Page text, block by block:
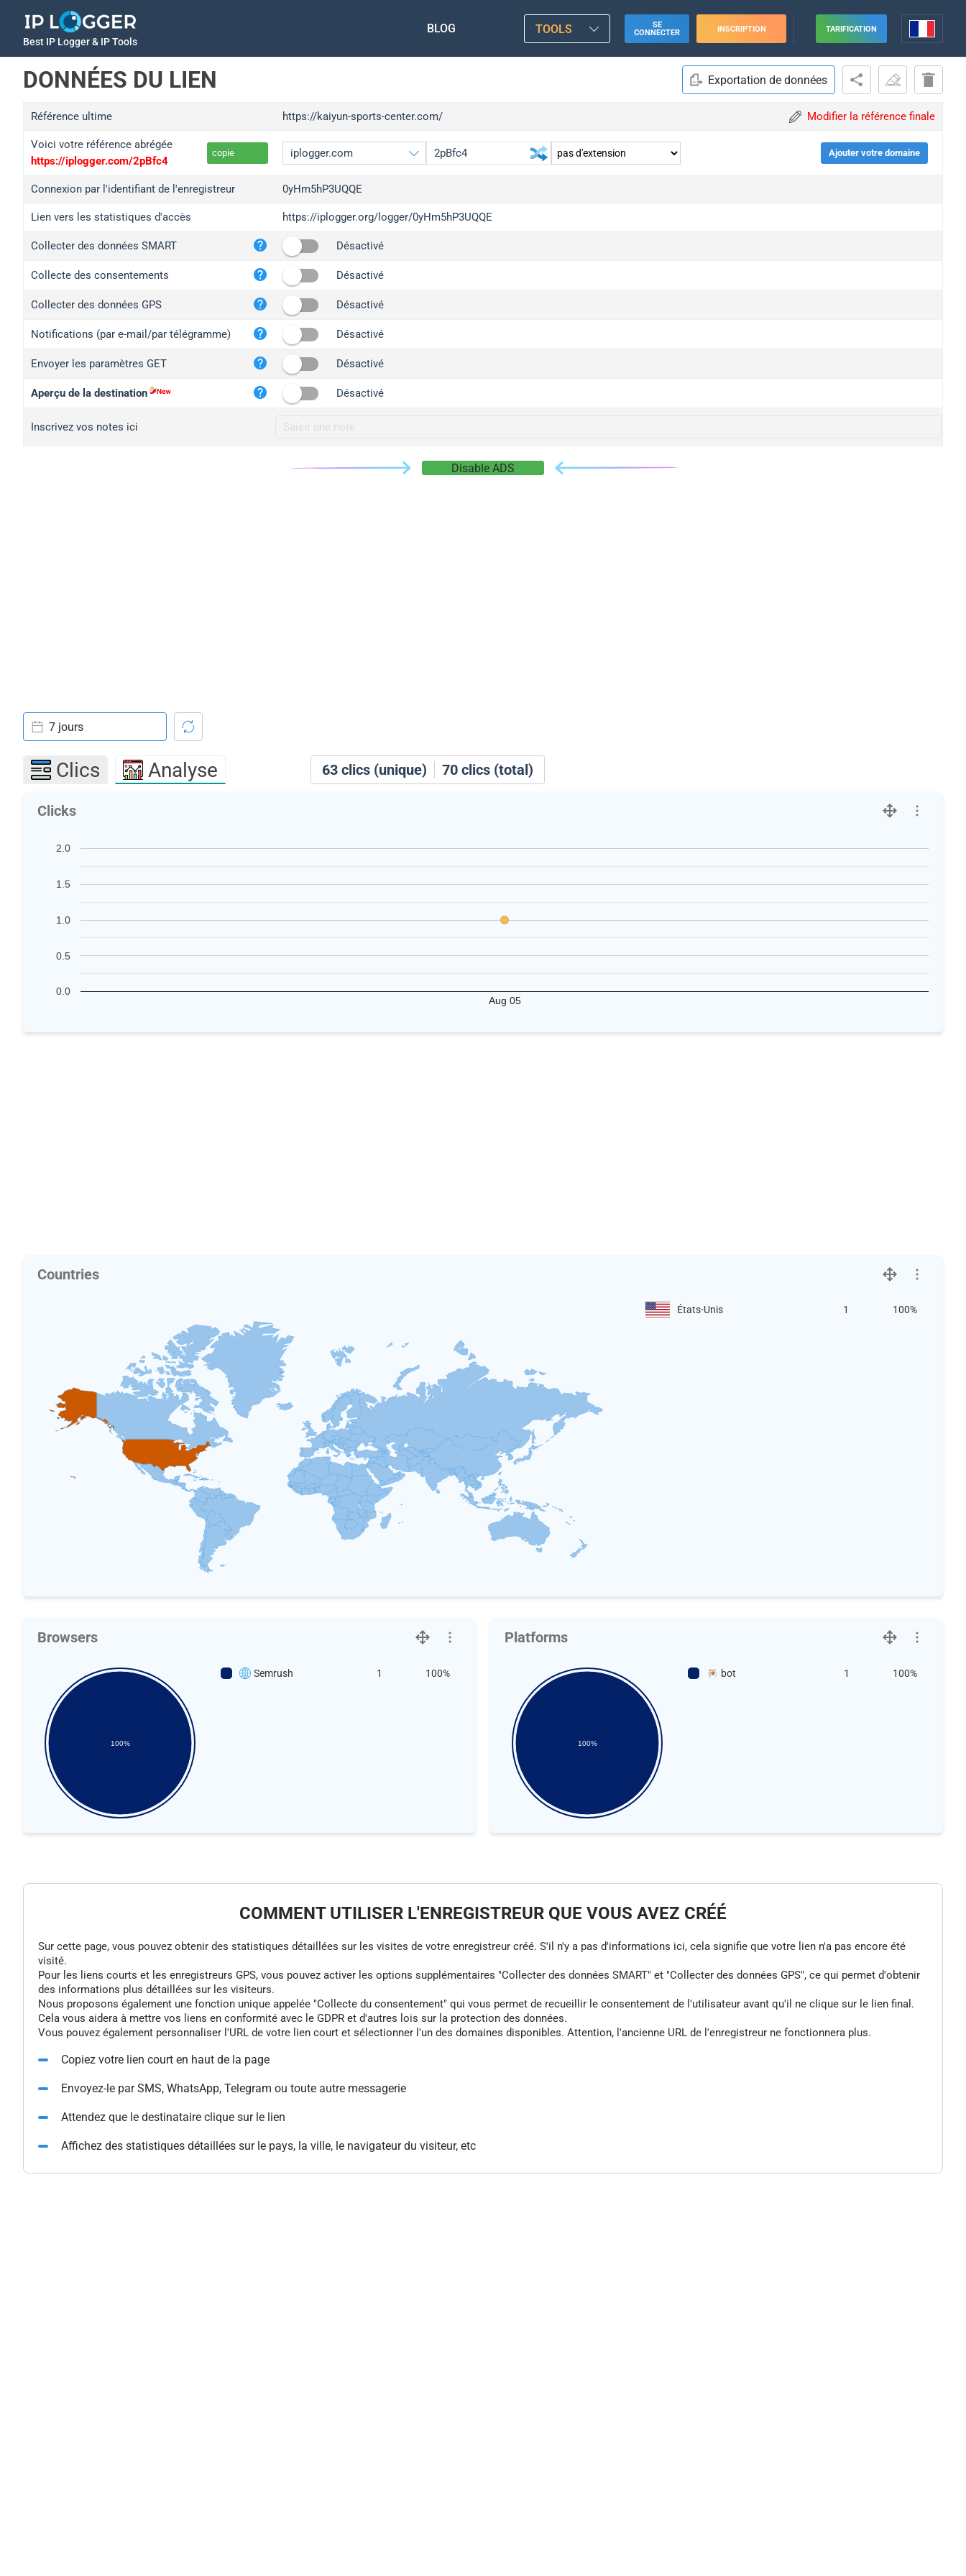
Best IP Logger & IP Tools
BLOG TOOLS
SE
CONNECTER
INSCRIPTION TARIFICATION
DONNÉES DU LIEN Exportation de données
Référence ultime https://kaiyun-sports-center.com/ Modifier la référence finale
Voici votre référence abrégée
https://iplogger.com/2pBfc4
copie
iplogger.org
wl.gl
ed.tc
iplogger.com
iplogger.co
2no.co
yip.su
iplogger.info
Ajouter votre domaine
Connexion par l'identifiant de l'enregistreur 0yHm5hP3UQQE
Lien vers les statistiques d'accès https://iplogger.org/logger/0yHm5hP3UQQE
Collecter des données SMART Désactivé
Collecte des consentements Désactivé
Collecter des données GPS Désactivé
Notifications (par e-mail/par télégramme) Désactivé
Envoyer les paramètres GET Désactivé
Aperçu de la destination Désactivé
Inscrivez vos notes ici
Disable ADS
63 clics (unique) 70 clics (total)
7 jours
Clics Analyse
Clicks
Aug 05
0.0
0.5
1.0
1.5
2.0
Countries
États-Unis 1 100%
Browsers
100%
Semrush 1 100%
Platforms
100%
bot 1 100%
COMMENT UTILISER L'ENREGISTREUR QUE VOUS AVEZ CRÉÉ
Sur cette page, vous pouvez obtenir des statistiques détaillées sur les visites de votre enregistreur créé. S'il n'y a pas d'informations ici, cela signifie que votre lien n'a pas encore été
visité.
Pour les liens courts et les enregistreurs GPS, vous pouvez activer les options supplémentaires "Collecter des données SMART" et "Collecter des données GPS", ce qui permet d'obtenir
des informations plus détaillées sur les visiteurs.
Nous proposons également une fonction unique appelée "Collecte du consentement" qui vous permet de recueillir le consentement de l'utilisateur avant qu'il ne clique sur le lien final.
Cela vous aidera à mettre vos liens en conformité avec le GDPR et d'autres lois sur la protection des données.
Vous pouvez également personnaliser l'URL de votre lien court et sélectionner l'un des domaines disponibles. Attention, l'ancienne URL de l'enregistreur ne fonctionnera plus.
Copiez votre lien court en haut de la page
Envoyez-le par SMS, WhatsApp, Telegram ou toute autre messagerie
Attendez que le destinataire clique sur le lien
Affichez des statistiques détaillées sur le pays, la ville, le navigateur du visiteur, etc